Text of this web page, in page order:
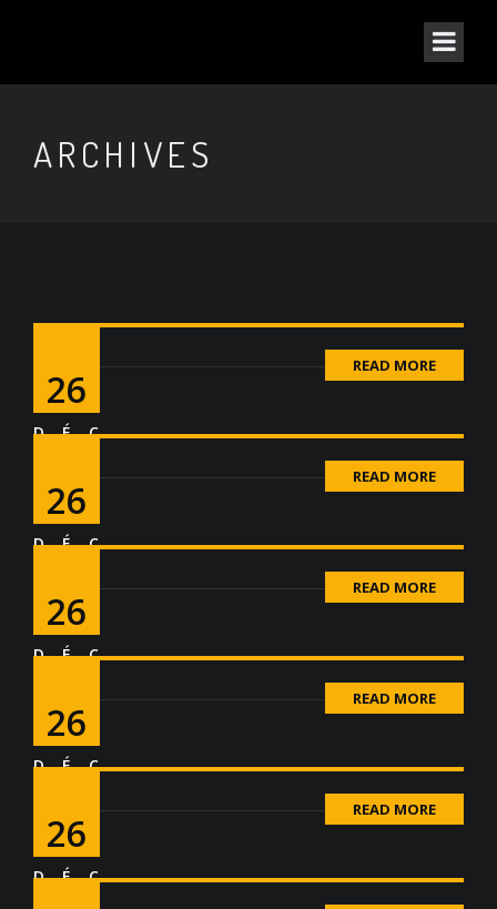
ARCHIVES
26
DÉC
READ MORE
26
DÉC
READ MORE
26
DÉC
READ MORE
26
DÉC
READ MORE
26
DÉC
READ MORE